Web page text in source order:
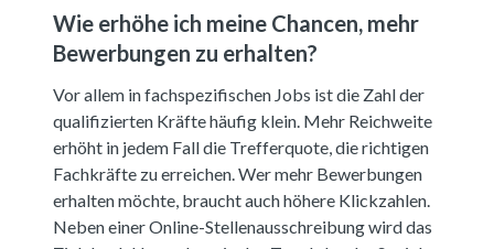
Wie erhöhe ich meine Chancen, mehr
Bewerbungen zu erhalten?
Vor allem in fachspezifischen Jobs ist die Zahl der
qualifizierten Kräfte häufig klein. Mehr Reichweite
erhöht in jedem Fall die Trefferquote, die richtigen
Fachkräfte zu erreichen. Wer mehr Bewerbungen
erhalten möchte, braucht auch höhere Klickzahlen.
Neben einer Online-Stellenausschreibung wird das